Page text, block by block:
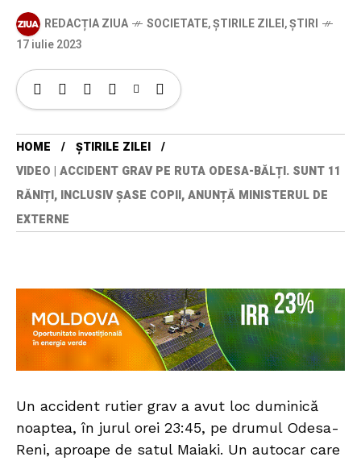
REDACȚIA ZIUA SOCIETATE,ȘTIRILE ZILEI,ȘTIRI
17 iulie 2023
HOME
ȘTIRILE ZILEI
VIDEO | ACCIDENT GRAV PE RUTA ODESA-BĂLȚI. SUNT 11
RĂNIȚI, INCLUSIV ȘASE COPII, ANUNȚĂ MINISTERUL DE
EXTERNE
Un accident rutier grav a avut loc duminică
noaptea, în jurul orei 23:45, pe drumul Odesa-
Reni, aproape de satul Maiaki. Un autocar care